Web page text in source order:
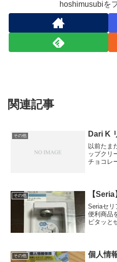
hoshimusubiを
関連記事
その他 Dari K
以前たま
ップクリ
チョコレ
の好み
その他 【
Seriaセリ
便利商品
ピタッと
その他 個人情